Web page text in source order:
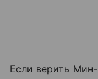
Если верить